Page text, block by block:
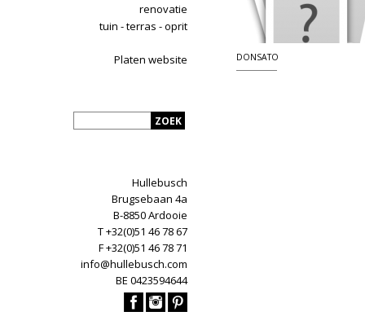
renovatie
tuin - terras - oprit
Platen website
Hullebusch
Brugsebaan 4a
B-8850 Ardooie
T +32(0)51 46 78 67
F +32(0)51 46 78 71
info@hullebusch.com
BE 0423594644
DONSATO